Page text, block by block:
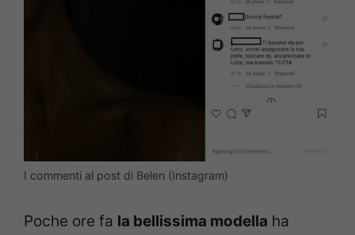
I commenti al post di Belen (Instagram)
Poche ore fa la bellissima modella ha